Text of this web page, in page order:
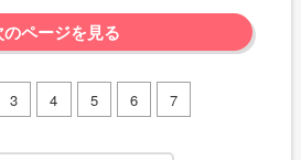
のページを見る
3 4 5 6 7